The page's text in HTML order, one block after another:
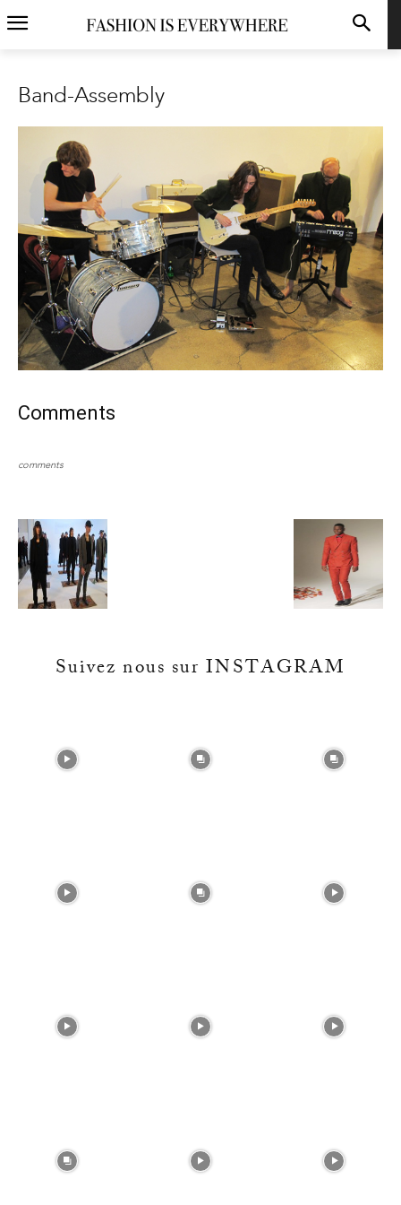
Band-Assembly
Comments
comments
Suivez nous sur INSTAGRAM